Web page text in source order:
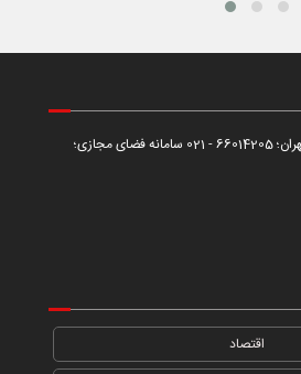
سامانه پیام گیر دفتر مرکزی تهران؛ 66014205 - 021 سامانه فضای مجازی؛
اقتصاد